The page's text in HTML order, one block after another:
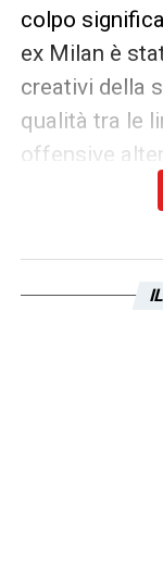
colpo
ex Milan è
creativi della
qualità tra le
offensive
Ora lo staff
campionato.